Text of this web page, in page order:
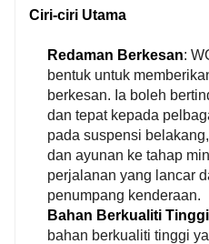
Ciri-ciri Utama
Redaman Berkesan:
bentuk untuk
berkesan. Ia boleh
dan tepat kepada
pada suspensi
dan ayunan ke tahap
perjalanan yang lancar
penumpang kenderaan.
Bahan Berkualiti Tinggi
bahan berkualiti tinggi